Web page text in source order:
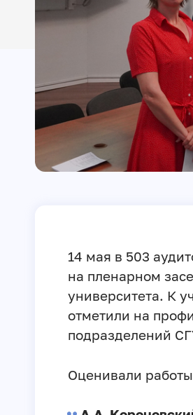
14 мая в 503
на пленарном
университета. К
отметили на
подразделений
Оценивали